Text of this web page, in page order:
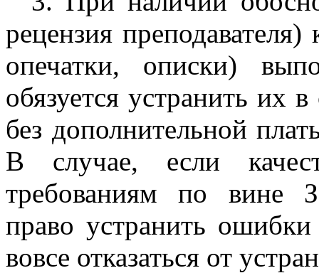
рецензия
опечатки, описки)
обязуется устранить их
без дополнительной
В случае, если
требованиям по вине
право устранить
вовсе отказаться от